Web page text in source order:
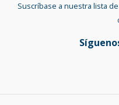
Suscríbase a nuestra lista